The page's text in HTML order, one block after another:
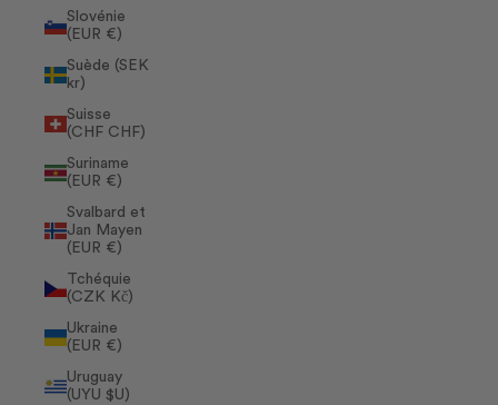
Slovénie
(EUR €)
Suède (SEK
kr)
Suisse
(CHF CHF)
Suriname
(EUR €)
Svalbard et
Jan Mayen
(EUR €)
Tchéquie
(CZK Kč)
Ukraine
(EUR €)
Uruguay
(UYU $U)